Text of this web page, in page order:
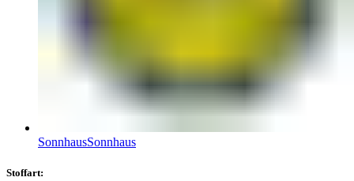
SonnhausSonnhaus
Stoffart: